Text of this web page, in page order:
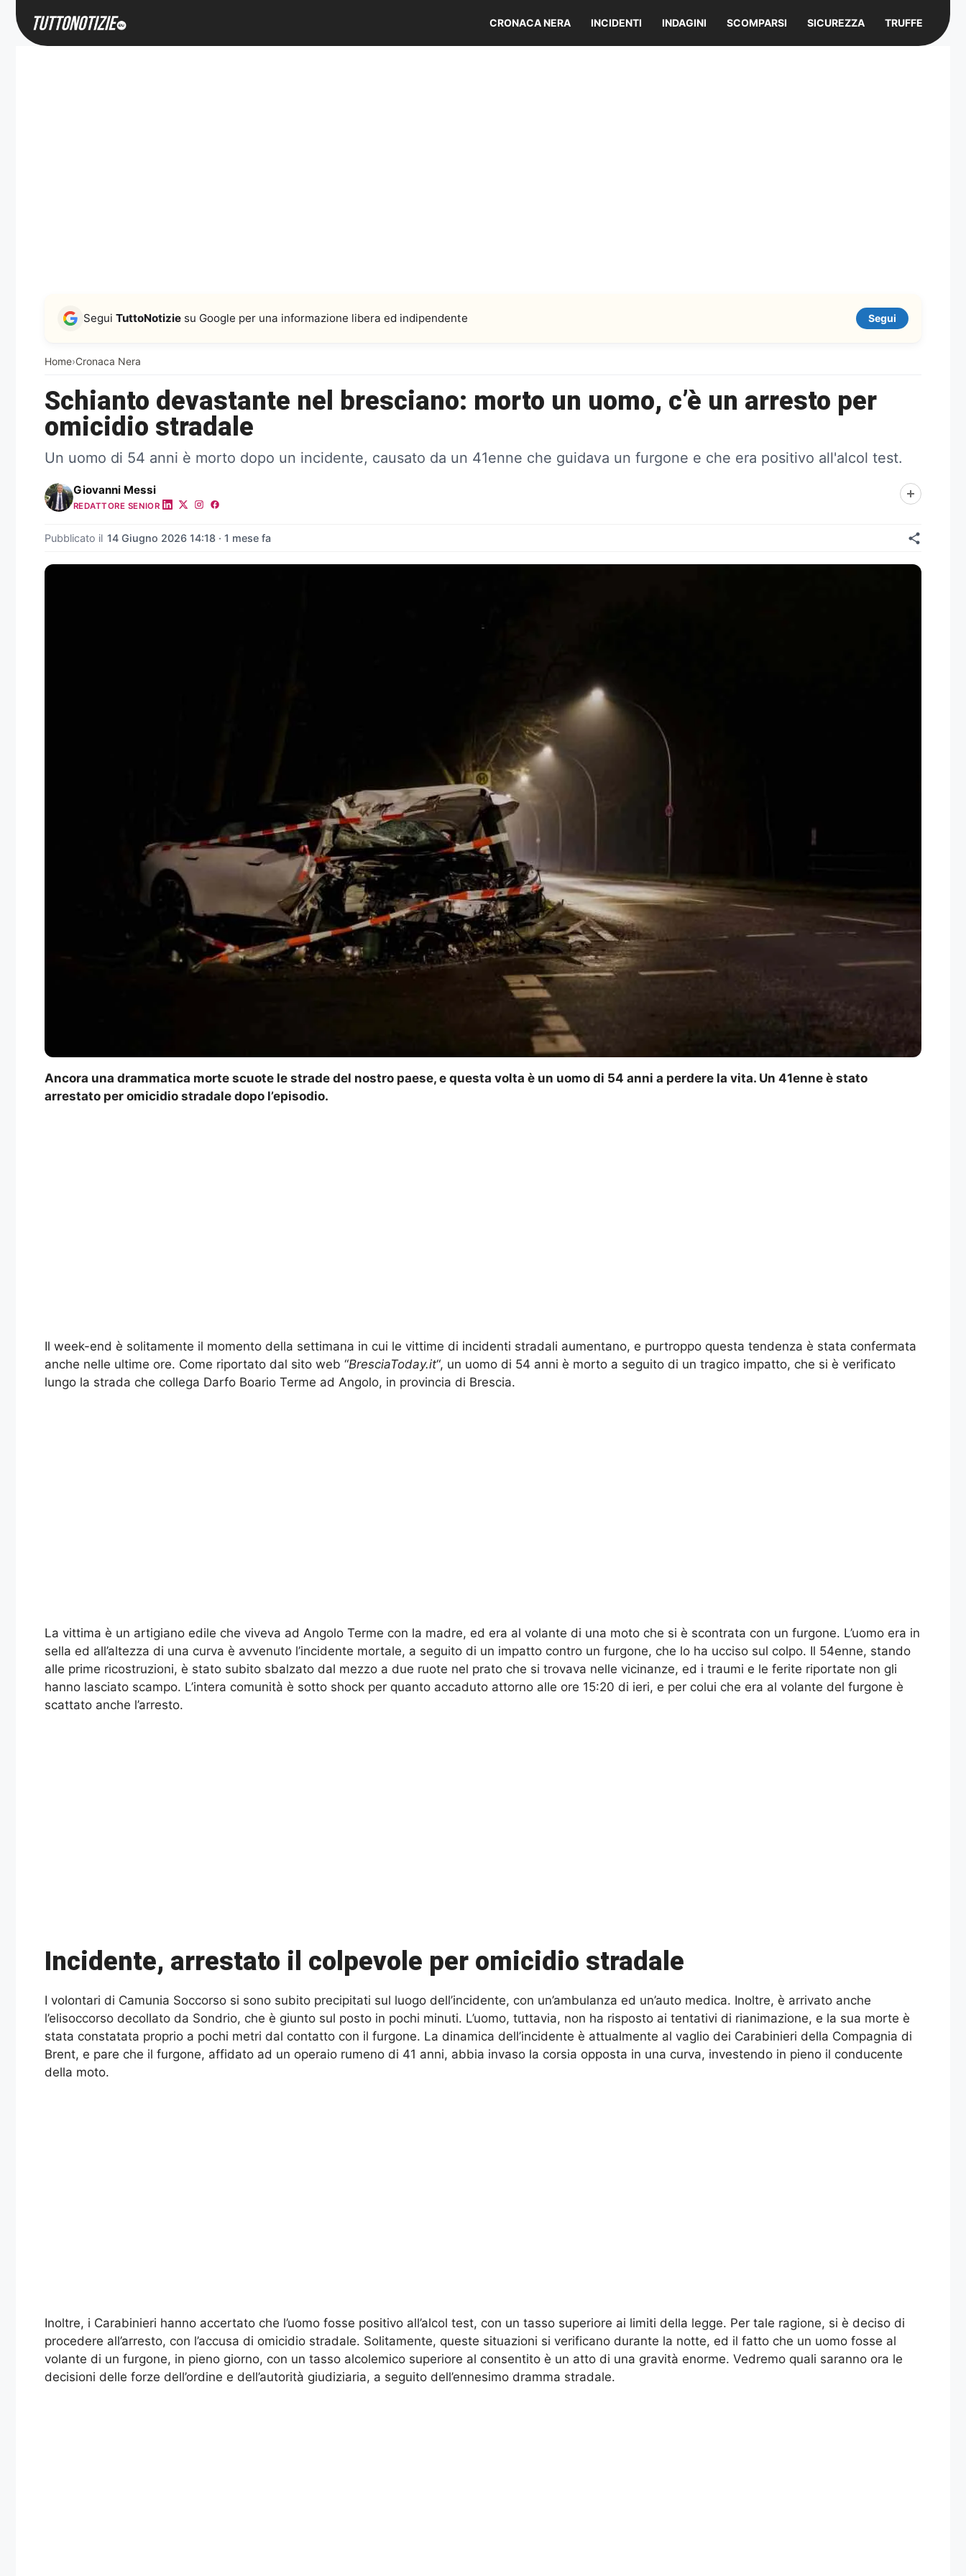
contenuto
CRONACA NERA INCIDENTI INDAGINI SCOMPARSI SICUREZZA TRUFFE
Home›Cronaca Nera
Segui TuttoNotizie su Google per una informazione libera ed indipendente Segui
Schianto devastante nel bresciano: morto un uomo, c’è un arresto per
omicidio stradale
Un uomo di 54 anni è morto dopo un incidente, causato da un 41enne che guidava un furgone e che era positivo all'alcol test.
Giovanni Messi
REDATTORE SENIOR
Pubblicato il 14 Giugno 2026 14:18 · 1 mese fa
Ancora una drammatica morte scuote le strade del nostro paese, e questa volta è un uomo di 54 anni a perdere la vita. Un 41enne è stato
arrestato per omicidio stradale dopo l’episodio.
Il week-end è solitamente il momento della settimana in cui le vittime di incidenti stradali aumentano, e purtroppo questa tendenza è stata confermata
anche nelle ultime ore. Come riportato dal sito web “BresciaToday.it“, un uomo di 54 anni è morto a seguito di un tragico impatto, che si è verificato
lungo la strada che collega Darfo Boario Terme ad Angolo, in provincia di Brescia.
La vittima è un artigiano edile che viveva ad Angolo Terme con la madre, ed era al volante di una moto che si è scontrata con un furgone. L’uomo era in
sella ed all’altezza di una curva è avvenuto l’incidente mortale, a seguito di un impatto contro un furgone, che lo ha ucciso sul colpo. Il 54enne, stando
alle prime ricostruzioni, è stato subito sbalzato dal mezzo a due ruote nel prato che si trovava nelle vicinanze, ed i traumi e le ferite riportate non gli
hanno lasciato scampo. L’intera comunità è sotto shock per quanto accaduto attorno alle ore 15:20 di ieri, e per colui che era al volante del furgone è
scattato anche l’arresto.
Incidente, arrestato il colpevole per omicidio stradale
I volontari di Camunia Soccorso si sono subito precipitati sul luogo dell’incidente, con un’ambulanza ed un’auto medica. Inoltre, è arrivato anche
l’elisoccorso decollato da Sondrio, che è giunto sul posto in pochi minuti. L’uomo, tuttavia, non ha risposto ai tentativi di rianimazione, e la sua morte è
stata constatata proprio a pochi metri dal contatto con il furgone. La dinamica dell’incidente è attualmente al vaglio dei Carabinieri della Compagnia di
Brent, e pare che il furgone, affidato ad un operaio rumeno di 41 anni, abbia invaso la corsia opposta in una curva, investendo in pieno il conducente
della moto.
Inoltre, i Carabinieri hanno accertato che l’uomo fosse positivo all’alcol test, con un tasso superiore ai limiti della legge. Per tale ragione, si è deciso di
procedere all’arresto, con l’accusa di omicidio stradale. Solitamente, queste situazioni si verificano durante la notte, ed il fatto che un uomo fosse al
volante di un furgone, in pieno giorno, con un tasso alcolemico superiore al consentito è un atto di una gravità enorme. Vedremo quali saranno ora le
decisioni delle forze dell’ordine e dell’autorità giudiziaria, a seguito dell’ennesimo dramma stradale.